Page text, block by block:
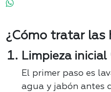
¿Cómo tratar las
Limpieza inicial
El primer paso es
agua y jabón antes